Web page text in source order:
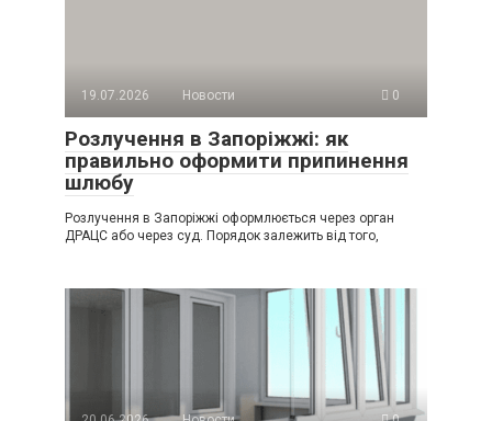
19.07.2026 Новости 0
Розлучення в Запоріжжі: як
правильно оформити припинення
шлюбу
Розлучення в Запоріжжі оформлюється через орган
ДРАЦС або через суд. Порядок залежить від того,